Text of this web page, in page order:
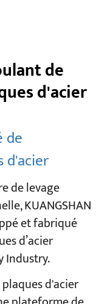
de
d'acier
de
d'acier
de levage
KUANGSHAN
et fabriqué
d’acier
Industry.
plaques d'acier